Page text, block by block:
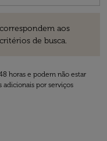
aos
de busca.
horas e podem não estar
adicionais por serviços